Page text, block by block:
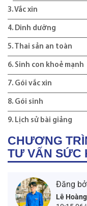
3. Vắc xin
4. Dinh dưỡng
5. Thai sản an toàn
6. Sinh con khoẻ mạnh
7. Gói vắc xin
8. Gói sinh
9. Lịch sử bài giảng
CHƯƠNG
TƯ VẤN SỨC
Đăng
Lê